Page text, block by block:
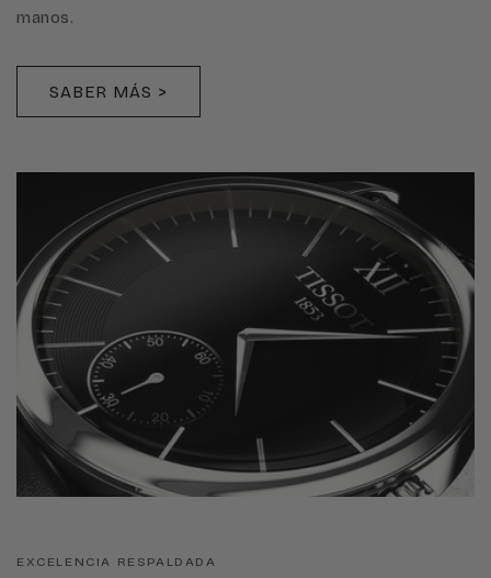
manos.
SABER MÁS >
EXCELENCIA RESPALDADA